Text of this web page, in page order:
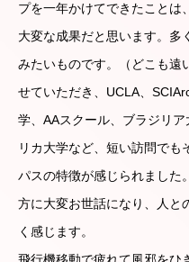
プを一年かけてできたことは
大変な成果だと思います。多
みたいものです。（どこも遠
せていただき、UCLA、
学、AAスクール、ブラジリ
リカ大学など、短い訪問でも
パスの特徴が感じられました
方に大変お世話になり、人と
く感じます。